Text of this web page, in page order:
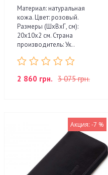
Материал: натуральная
кожа. Цвет: розовый.
Размеры (ШхВхГ, см):
20х10х2 см. Страна
производитель: Ук..
2 860 грн. 3 075 грн.
Акция: -7 %